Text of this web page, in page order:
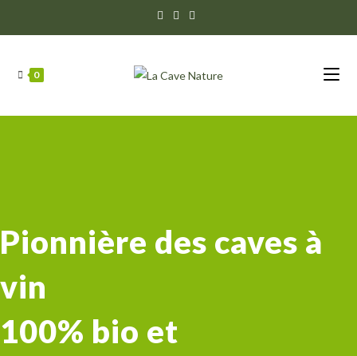
0
Pionnière des caves à
vin
100% bio et